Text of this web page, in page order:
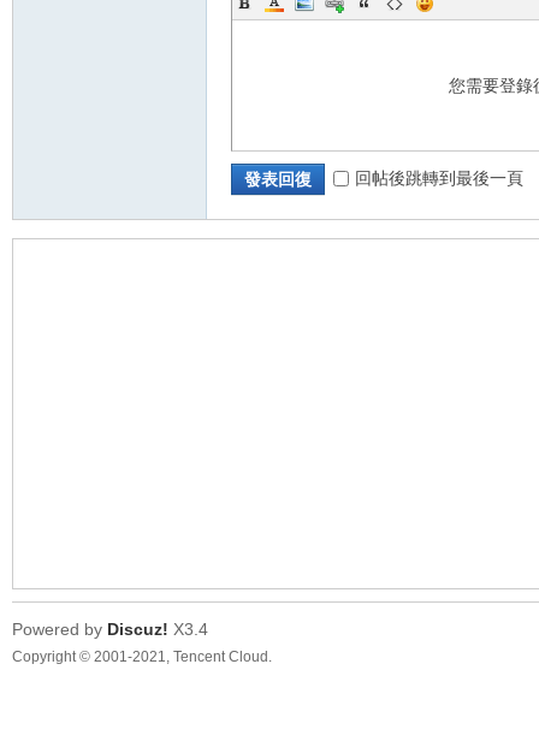
您需要登
發表回復 回帖後跳轉到最後一頁
Powered by Discuz! X3.4
Copyright © 2001-2021, Tencent Cloud.